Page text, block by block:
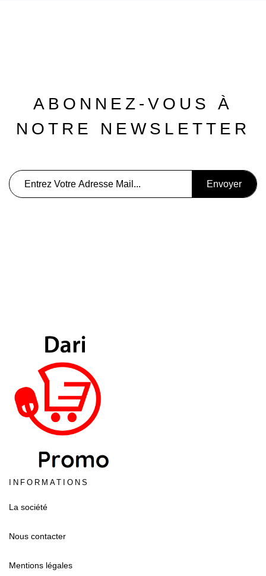
ABONNEZ-VOUS À
NOTRE NEWSLETTER
INFORMATIONS
La société
Nous contacter
Mentions légales